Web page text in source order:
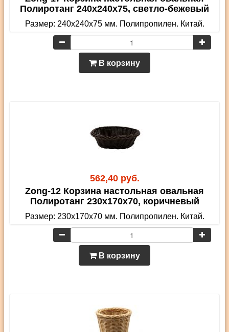
Полиротанг 240х240х75, светло-бежевый
Размер: 240х240х75 мм. Полипропилен. Китай.
В корзину
562,40 руб.
Zong-12 Корзина настольная овальная
Полиротанг 230х170х70, коричневый
Размер: 230х170х70 мм. Полипропилен. Китай.
В корзину